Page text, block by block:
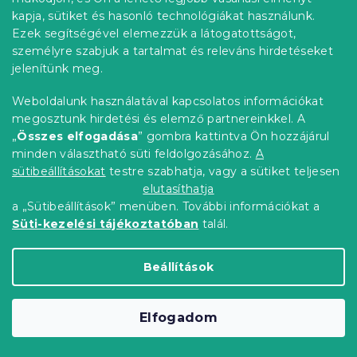
kapja, sütiket és hasonló technológiákat használunk.
Ezek segítségével elemezzük a látogatottságot,
személyre szabjuk a tartalmat és releváns hirdetéseket
jelenítünk meg.
Weboldalunk használatával kapcsolatos információkat
megosztunk hirdetési és elemző partnereinkkel. A
„Összes elfogadása” gombra kattintva Ön hozzájárul
minden választható süti feldolgozásához. A
sütibeállításokat testre szabhatja, vagy a sütiket teljesen
elutasíthatja
a „Sütibeállítások” menüben. További információkat a
Süti-kezelési tájékoztatóban talál.
Beállítások
Elfogadom
Kedvezménykupon
-10% "BTS10"
Frottír gumis lepedő PREMIUM lime zöld
160x200 cm
4 263 Ft Kosárba